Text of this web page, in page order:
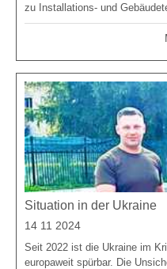
zu Installations- und
Situation in der Ukraine
14 11 2024
Seit 2022 ist die Ukraine im
europaweit spürbar. Die